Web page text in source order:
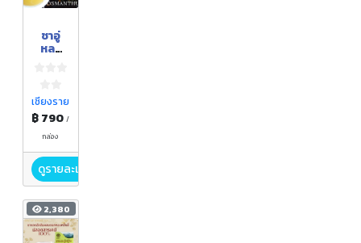
ชาอู่
หลง
พันธุ์
แท้จาก
เทือก
เขาชา
ใน
เมืองซ
วง
เจียง
เชียงราย
฿ 790/
กล่อง
ดูรายละเอียด
2,380